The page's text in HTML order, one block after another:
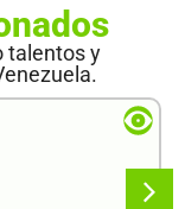
talentos y